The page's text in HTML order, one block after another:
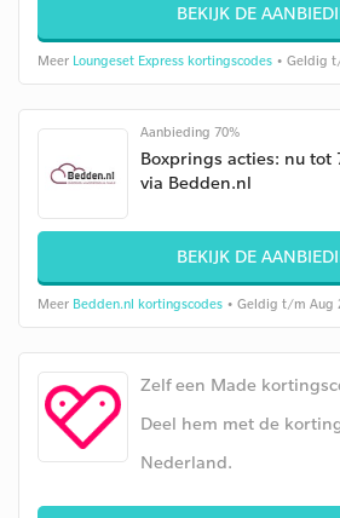
BEKIJK DE
Meer Loungeset Express kortingscodes • Geldig
Aanbieding 70%
Boxprings acties: nu tot
via Bedden.nl
BEKIJK DE
Meer Bedden.nl kortingscodes • Geldig t/m Aug
Zelf een Made
Deel hem met de
Nederland.